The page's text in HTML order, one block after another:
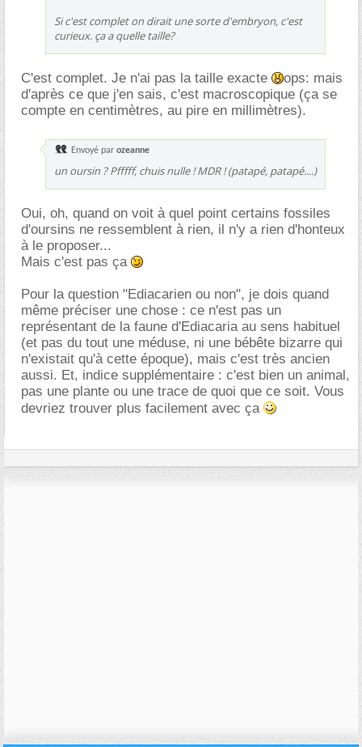
Si c'est complet on dirait une sorte d'embryon, c'est
curieux. ça a quelle taille?
C'est complet. Je n'ai pas la taille exacte
ops: mais
d'après ce que j'en sais, c'est macroscopique (ça se
compte en centimètres, au pire en millimètres).
Envoyé par ozeanne
un oursin ? Pfffff, chuis nulle ! MDR ! (patapé, patapé....)
Oui, oh, quand on voit à quel point certains fossiles
d'oursins ne ressemblent à rien, il n'y a rien d'honteux
à le proposer...
Mais c'est pas ça
Pour la question "Ediacarien ou non", je dois quand
même préciser une chose : ce n'est pas un
représentant de la faune d'Ediacaria au sens habituel
(et pas du tout une méduse, ni une bébête bizarre qui
n'existait qu'à cette époque), mais c'est très ancien
aussi. Et, indice supplémentaire : c'est bien un animal,
pas une plante ou une trace de quoi que ce soit. Vous
devriez trouver plus facilement avec ça